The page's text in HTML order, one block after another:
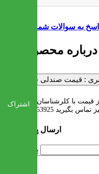
به سوالات شما
محصول
: قیمت صندلی چنده؟
قیمت با کلرشناسان فروش
بگیرید 02122253925
ارسال پرسش
پرسش
اشتراک